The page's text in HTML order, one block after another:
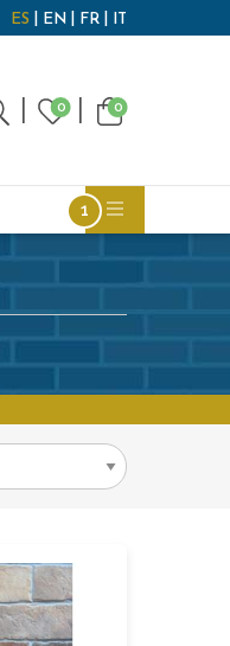
ES EN FR IT
0 0